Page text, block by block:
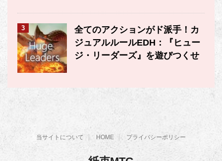
3
全てのアクションがド派手！カ
ジュアルルールEDH：『ヒュー
ジ・リーダーズ』を遊びつくせ
当サイトについて HOME プライバシーポリシー